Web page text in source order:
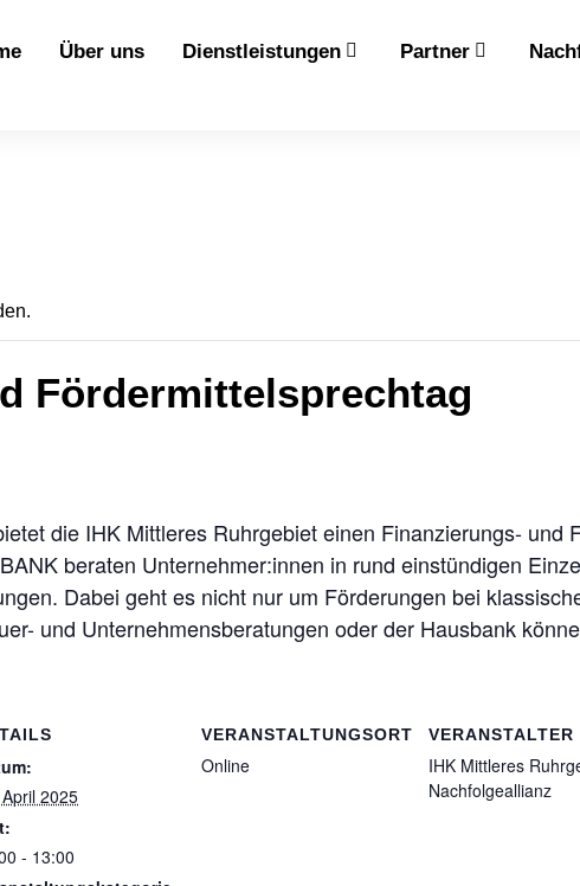
Über uns Dienstleistungen Partner
Fördermittelsprechtag
die IHK Mittleres Ruhrgebiet einen Finanzierungs-
beraten Unternehmer:innen in rund einstündigen
Dabei geht es nicht nur um Förderungen bei
und Unternehmensberatungen oder der Hausbank
2025
- 13:00
VERANSTALTUNGSORT
Online
VERANSTALTER
IHK Mittleres
Nachfolgeallianz